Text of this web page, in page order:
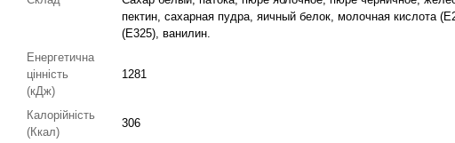
пектин, сахарная пудра, яичный белок, молочная кислота
(Е325), ванилин.
Енергетична
цінність
(кДж)
1281
Калорійність
(Ккал)
306